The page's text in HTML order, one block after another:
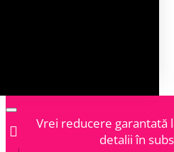
Vrei reducere garantată
detalii în